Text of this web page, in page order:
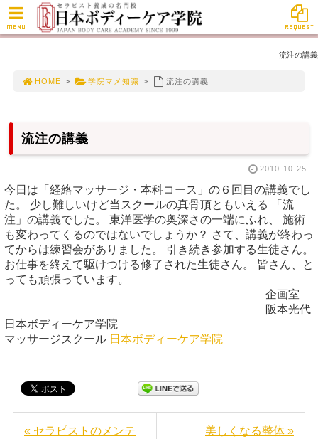
流注の講義
HOME > 学院マメ知識 > 流注の講義
流注の講義
2010-10-25
今日は「経絡マッサージ・本科コース」の６回目の講義でし
た。 少し難しいけど当スクールの真骨頂ともいえる 「流
注」の講義でした。 東洋医学の奥深さの一端にふれ、 施術
も変わってくるのではないでしょうか？ さて、講義が終わっ
てからは練習会がありました。 引き続き参加する生徒さん。
お仕事を終えて駆けつける修了された生徒さん。 皆さん、と
っても頑張っています。
企画室
阪本光代
日本ボディーケア学院
マッサージスクール 日本ボディーケア学院
« セラピストのメンテ
美しくなる整体 »
MENU REQUEST